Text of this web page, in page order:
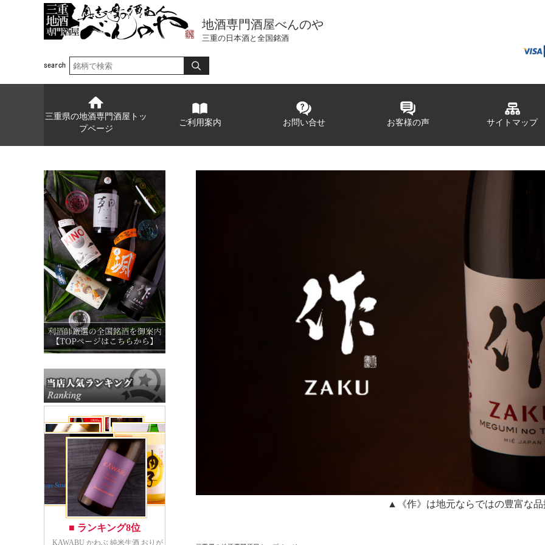
地酒専門酒屋べんのや
三重の日本酒と全国銘酒
三重県の地酒専門酒屋トッ
プページ
ご利用案内 お問い合せ お客様の声 サイトマップ
▲《作》は地元ならではの豊富な